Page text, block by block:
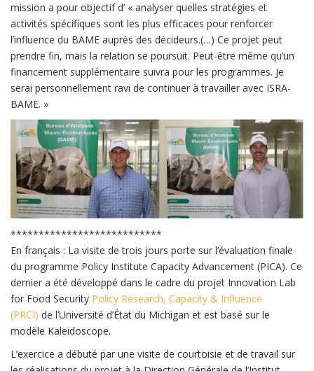
mission a pour objectif d’ « analyser quelles stratégies et
activités spécifiques sont les plus efficaces pour renforcer
l’influence du BAME auprès des décideurs.(…) Ce projet peut
prendre fin, mais la relation se poursuit. Peut-être même qu’un
financement supplémentaire suivra pour les programmes. Je
serai personnellement ravi de continuer à travailler avec ISRA-
BAME. »
***************************
En français : La visite de trois jours porte sur l’évaluation finale
du programme Policy Institute Capacity Advancement (PICA). Ce
dernier a été développé dans le cadre du projet Innovation Lab
for Food Security Policy Research, Capacity & Influence
(PRCI) de l’Université d’État du Michigan et est basé sur le
modèle Kaleidoscope.
L’exercice a débuté par une visite de courtoisie et de travail sur